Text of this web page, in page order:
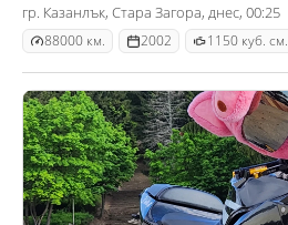
гр. Казанлък, Стара Загора, днес, 00:25
88000 км. 2002 1150 куб. см.